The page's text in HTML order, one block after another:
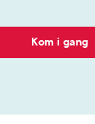
Kom i gang